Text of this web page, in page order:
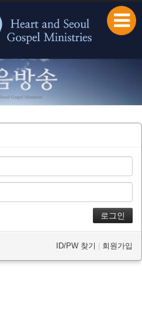
ID/PW 찾기 회원가입